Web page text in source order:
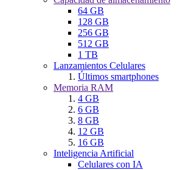
64 GB
128 GB
256 GB
512 GB
1 TB
Lanzamientos Celulares
Últimos smartphones
Memoria RAM
4 GB
6 GB
8 GB
12 GB
16 GB
Inteligencia Artificial
Celulares con IA